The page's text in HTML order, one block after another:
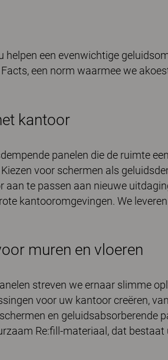
een evenwichtige
een norm waarmee we
kantoor
panelen die de ruimte
voor schermen als
te passen aan nieuwe
kantooromgevingen. We
muren en vloeren
streven we ernaar slimme
voor uw kantoor creëren,
en geluidsabsorberende
Re:fill-materiaal, dat